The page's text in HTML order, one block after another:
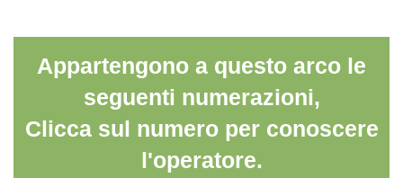
Appartengono a questo arco le
seguenti numerazioni,
Clicca sul numero per conoscere
l'operatore.